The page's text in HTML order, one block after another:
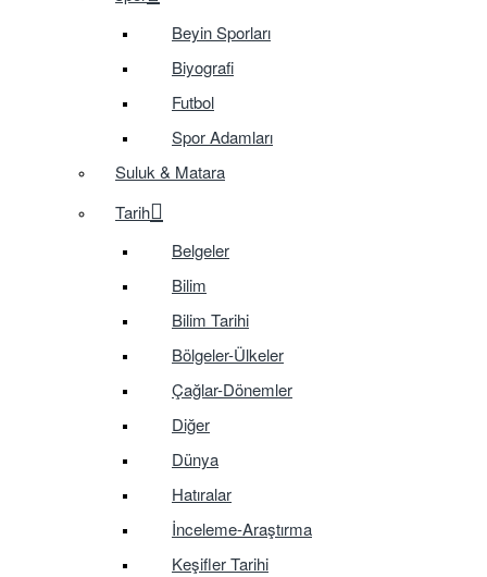
Beyin Sporları
Biyografi
Futbol
Spor Adamları
Suluk & Matara
Tarih
Belgeler
Bilim
Bilim Tarihi
Bölgeler-Ülkeler
Çağlar-Dönemler
Diğer
Dünya
Hatıralar
İnceleme-Araştırma
Keşifler Tarihi